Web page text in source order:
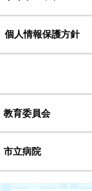
個人情報保護方針
教育委員会
市立病院